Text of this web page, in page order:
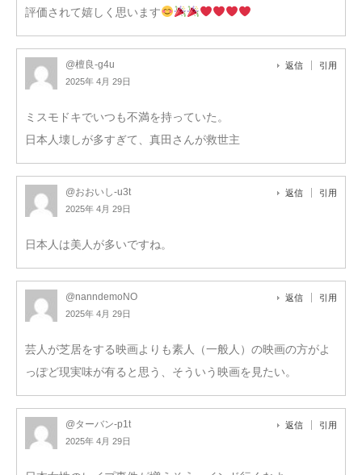
評価されて嬉しく思います
@檀良-g4u
2025年 4月 29日
返信 引用
ミスモドキでいつも不満を持っていた。
日本人壊しが多すぎて、真田さんが救世主
@おおいし-u3t
2025年 4月 29日
返信 引用
日本人は美人が多いですね。
@nanndemoNO
2025年 4月 29日
返信 引用
芸人が芝居をする映画よりも素人（一般人）の映画の方がよ
っぽど現実味が有ると思う、そういう映画を見たい。
@ターバン-p1t
2025年 4月 29日
返信 引用